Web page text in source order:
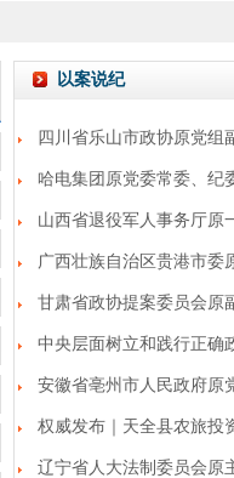
以案说纪
四川省乐山市政协原党组
哈电集团原党委常委、
山西省退役军人事务厅原
广西壮族自治区贵港市委
甘肃省政协提案委员会原
中央层面树立和践行正确
安徽省亳州市人民政府原
权威发布｜天全县农旅投
辽宁省人大法制委员会原